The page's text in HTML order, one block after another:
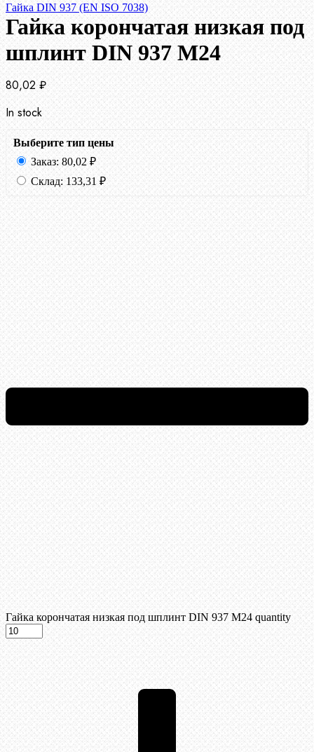
Гайка DIN 937 (EN ISO 7038)
Гайка корончатая низкая под
шплинт DIN 937 М24
80,02 ₽
In stock
Выберите тип цены
Заказ: 80,02 ₽
Склад: 133,31 ₽
Гайка корончатая низкая под шплинт DIN 937 М24 quantity